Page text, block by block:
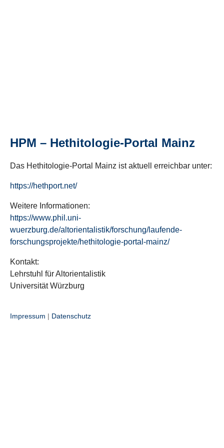
HPM – Hethitologie-Portal Mainz
Das Hethitologie-Portal Mainz ist aktuell erreichbar unter:
https://hethport.net/
Weitere Informationen:
https://www.phil.uni-
wuerzburg.de/altorientalistik/forschung/laufende-
forschungsprojekte/hethitologie-portal-mainz/
Kontakt:
Lehrstuhl für Altorientalistik
Universität Würzburg
Impressum | Datenschutz